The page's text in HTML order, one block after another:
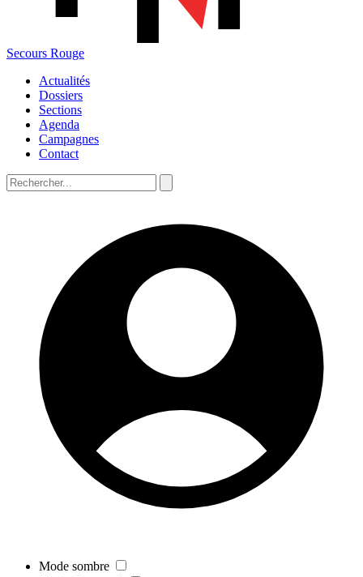
Secours Rouge
Actualités
Dossiers
Sections
Agenda
Campagnes
Contact
Mode sombre